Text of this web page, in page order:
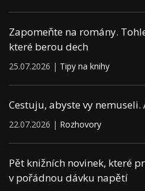
Zapomeňte na romány.
které berou dech
25.07.2026 | Tipy na knihy
Cestuju, abyste vy
22.07.2026 | Rozhovory
Pět knižních novinek, které
v pořádnou dávku napětí